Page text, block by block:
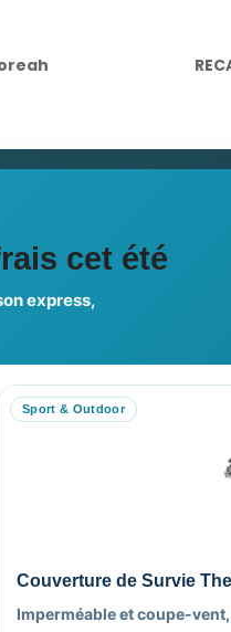
cet été
express,
Sport & Outdoor
Couverture de Survie
Imperméable et coupe-